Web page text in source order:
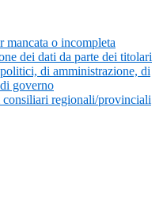
mancata o incompleta
dei dati da parte dei titolari
di amministrazione, di
governo
regionali/provinciali